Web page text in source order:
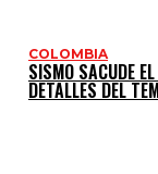
COLOMBIA
SISMO SACUDE
DETALLES DEL